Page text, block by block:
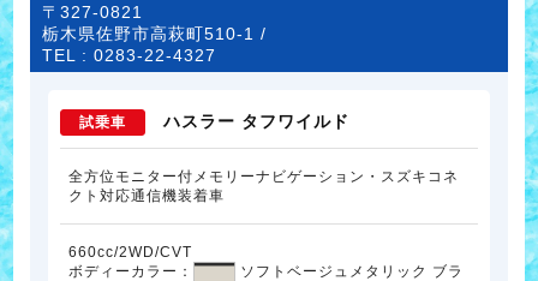
〒327-0821
栃木県佐野市高萩町510-1 /
TEL :0283-22-4327
試乗車 ハスラー タフワイルド
全方位モニター付メモリーナビゲーション・スズキコネ
クト対応通信機装着車
660cc/2WD/CVT
ボディーカラー：
ソフトベージュメタリック ブラ